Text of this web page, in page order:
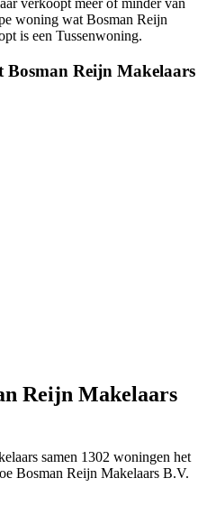
verkoopt meer of minder van
woning wat Bosman Reijn
is een Tussenwoning.
Bosman Reijn Makelaars
Reijn Makelaars
samen 1302 woningen het
Bosman Reijn Makelaars B.V.